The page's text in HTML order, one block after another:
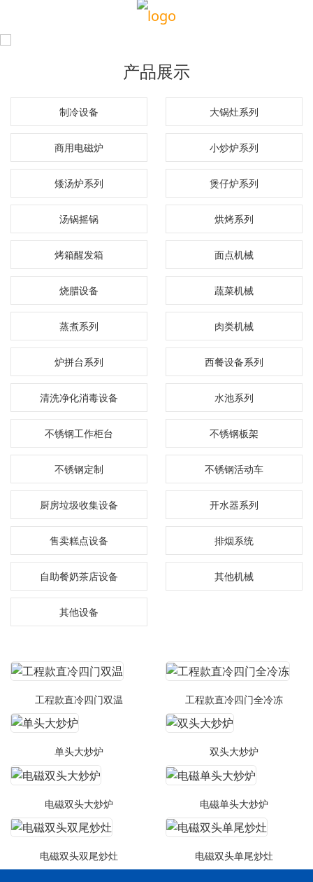
产品展示
制冷设备 大锅灶系列
商用电磁炉 小炒炉系列
矮汤炉系列 煲仔炉系列
汤锅摇锅 烘烤系列
烤箱醒发箱 面点机械
烧腊设备 蔬菜机械
蒸煮系列 肉类机械
炉拼台系列 西餐设备系列
清洗净化消毒设备 水池系列
不锈钢工作柜台 不锈钢板架
不锈钢定制 不锈钢活动车
厨房垃圾收集设备 开水器系列
售卖糕点设备 排烟系统
自助餐奶茶店设备 其他机械
其他设备
工程款直冷四门双温 工程款直冷四门全冷冻
单头大炒炉 双头大炒炉
电磁双头大炒炉 电磁单头大炒炉
电磁双头双尾炒灶 电磁双头单尾炒灶